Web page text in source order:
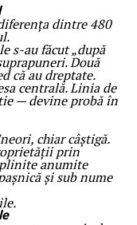
dintre 480
s-au făcut „după
Două
că au dreptate.
centrală. Linia de
— devine probă în
chiar câștigă.
prin
anumite
și sub nume